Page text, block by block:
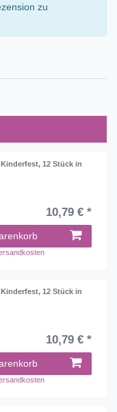
zu
12 Stück in
10,79 € *
12 Stück in
10,79 € *